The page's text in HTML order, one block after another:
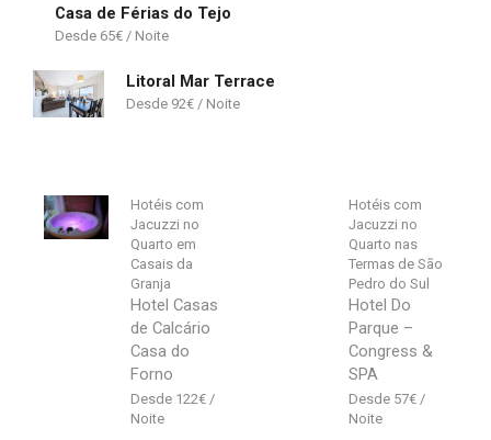
Casa de Férias do Tejo
65€
Litoral Mar Terrace
92€
Hotéis com
Jacuzzi no
Quarto em
Casais da
Granja
Hotel Casas
de Calcário
Casa do
Forno
122€
Hotéis com
Jacuzzi no
Quarto nas
Termas de São
Pedro do Sul
Hotel Do
Parque –
Congress &
SPA
57€